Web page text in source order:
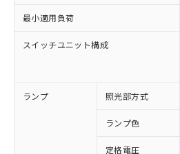
最小適用負荷
スイッチユニット構成
ランプ 照光部方式
ランプ色
定格電圧